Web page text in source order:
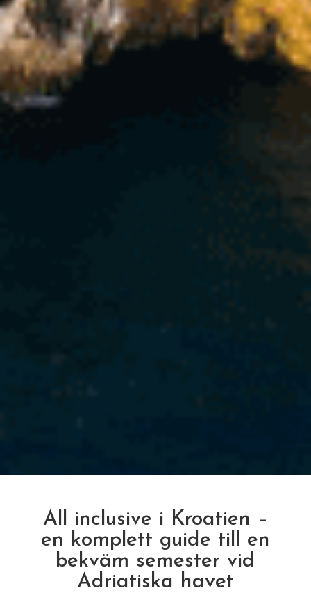
All inclusive i Kroatien –
en komplett guide till en
bekväm semester vid
Adriatiska havet